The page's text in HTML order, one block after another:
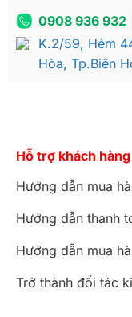
0908 936 932
K.2/59, Hẻm
Hòa, Tp.Biên
Hỗ trợ khách hàng
Hướng dẫn mua
Hướng dẫn thanh
Hướng dẫn mua
Trở thành đối tác